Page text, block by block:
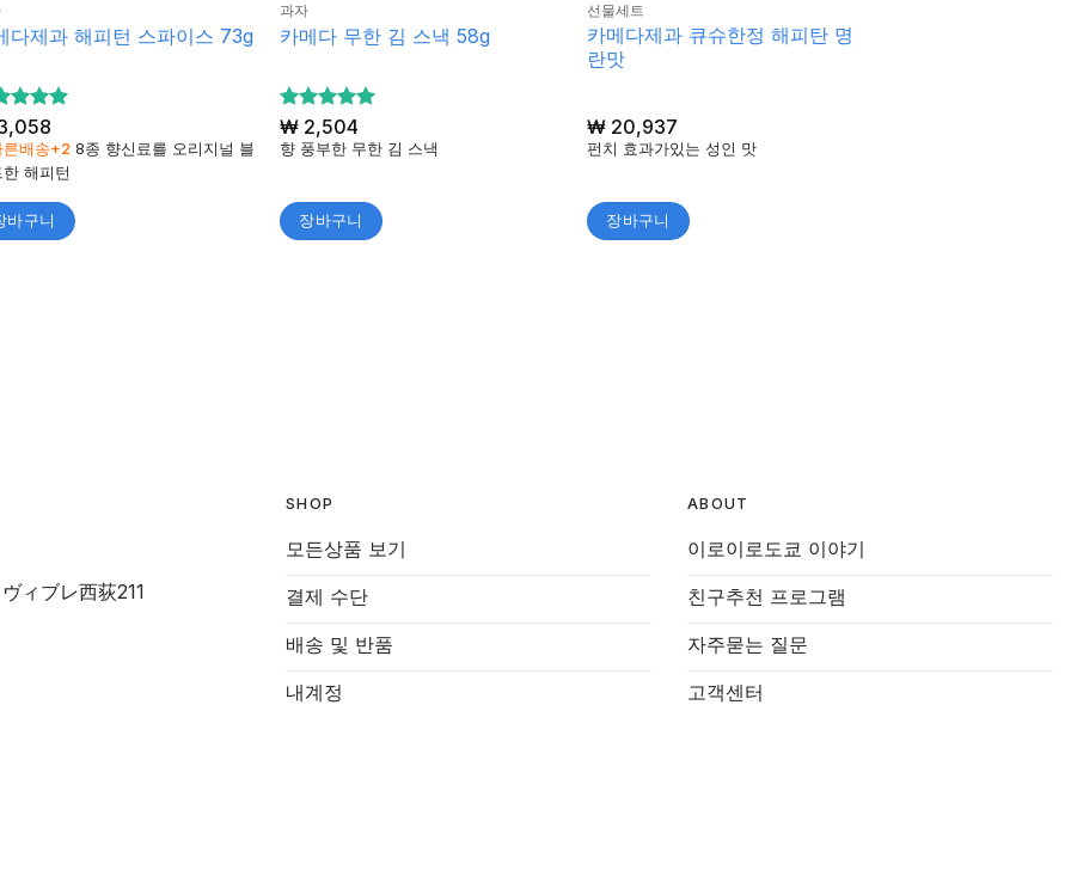
다제과 해피턴 스파이스 73g
에서
평가
른배송+28종 향신료를 오리지널 블
해피턴
바구니
과자
카메다 무한 김 스낵 58g
5 중에서
5로 평가
₩2,504
향 풍부한 무한 김 스낵
장바구니
선물세트
카메다제과 큐슈한정 해피탄 명
란맛
₩20,937
펀치 효과가있는 성인 맛
장바구니
ィブレ西荻211
SHOP
모든상품 보기
결제 수단
배송 및 반품
내계정
ABOUT
이로이로도쿄 이야기
친구추천 프로그램
자주묻는 질문
고객센터